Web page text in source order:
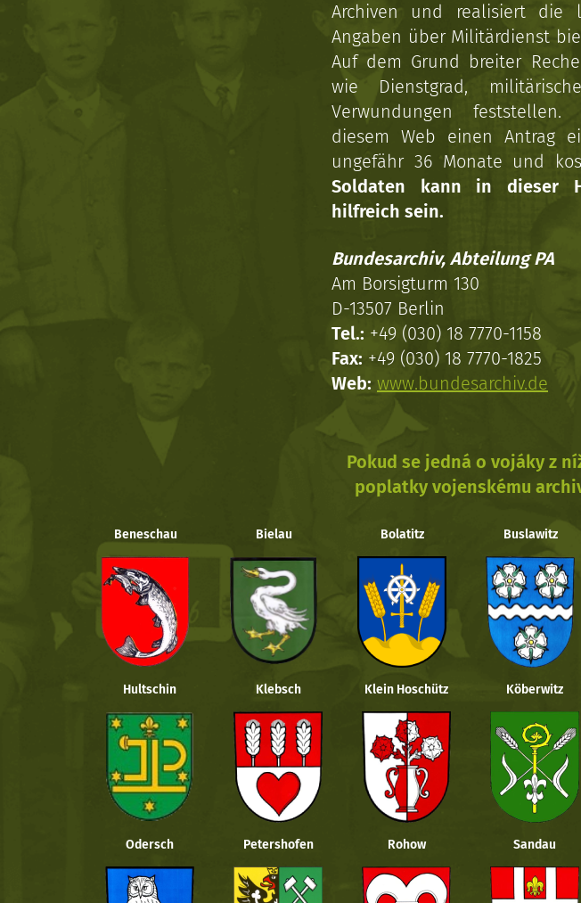
Archiven und realisiert die
Angaben über Militärdienst
Auf dem Grund breiter
wie Dienstgrad,
Verwundungen
diesem Web einen Antrag
ungefähr 36 Monate und
Soldaten kann in dieser
hilfreich sein.
Bundesarchiv, Abteilung PA
Am Borsigturm 130
D-13507 Berlin
Tel.: +49 (030) 18 7770-1158
Fax: +49 (030) 18 7770-1825
Web: www.bundesarchiv.de
Pokud se jedná o vojáky z
poplatky vojenskému
Beneschau Bielau Bolatitz Buslawitz
Hultschin Klebsch Klein Hoschütz Köberwitz
Odersch Petershofen Rohow Sandau